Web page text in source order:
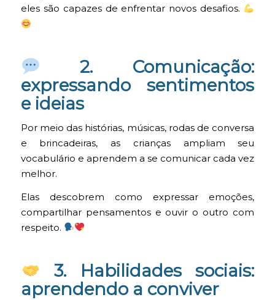
eles são capazes de enfrentar novos desafios.
2. Comunicação:
expressando sentimentos
e ideias
Por meio das histórias, músicas, rodas de conversa
e brincadeiras, as crianças ampliam seu
vocabulário e aprendem a se comunicar cada vez
melhor.
Elas descobrem como expressar emoções,
compartilhar pensamentos e ouvir o outro com
respeito.
3. Habilidades sociais:
aprendendo a conviver